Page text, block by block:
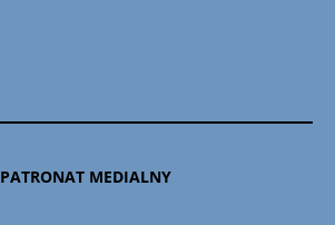
PATRONAT MEDIALNY